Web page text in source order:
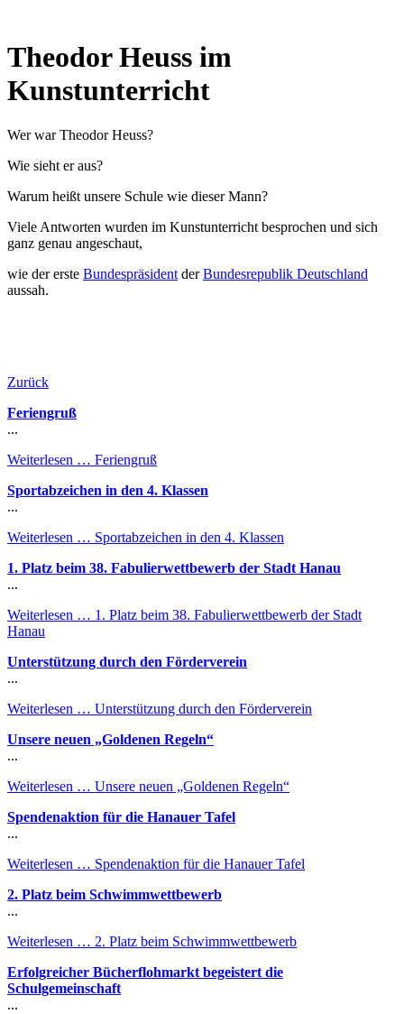
Theodor Heuss im
Kunstunterricht
Wer war Theodor Heuss?
Wie sieht er aus?
Warum heißt unsere Schule wie dieser Mann?
Viele Antworten wurden im Kunstunterricht besprochen und sich
ganz genau angeschaut,
wie der erste Bundespräsident derBundesrepublik Deutschland
aussah.
Zurück
Feriengruß
...
Weiterlesen … Feriengruß
Sportabzeichen in den 4. Klassen
...
Weiterlesen … Sportabzeichen in den 4. Klassen
1. Platz beim 38. Fabulierwettbewerb der Stadt Hanau
...
Weiterlesen … 1. Platz beim 38. Fabulierwettbewerb der Stadt
Hanau
Unterstützung durch den Förderverein
...
Weiterlesen … Unterstützung durch den Förderverein
Unsere neuen „Goldenen Regeln“
...
Weiterlesen … Unsere neuen „Goldenen Regeln“
Spendenaktion für die Hanauer Tafel
...
Weiterlesen … Spendenaktion für die Hanauer Tafel
2. Platz beim Schwimmwettbewerb
...
Weiterlesen … 2. Platz beim Schwimmwettbewerb
Erfolgreicher Bücherflohmarkt begeistert die
Schulgemeinschaft
...